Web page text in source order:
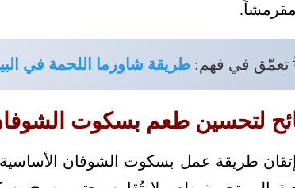
مقرمشاً.
تعمّق في فهم:طريقة شاورما اللحمة في
لتحسين طعم بسكوت
طريقة عمل بسكوت الشوفان